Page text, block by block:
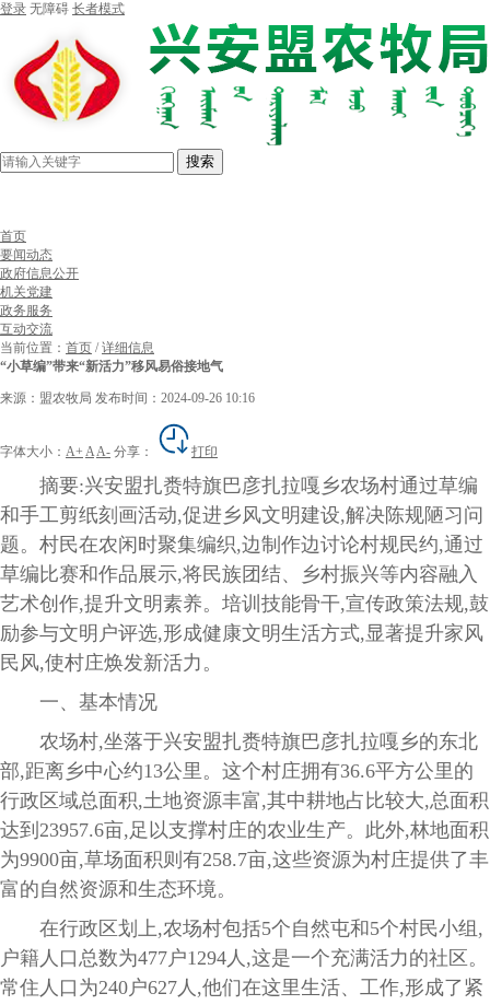
登录 无障碍 长者模式
搜索
首页
要闻动态
政府信息公开
机关党建
政务服务
互动交流
当前位置： 首页 /详细信息
“小草编”带来“新活力”移风易俗接地气
来源：盟农牧局 发布时间：2024-09-26 10:16
字体大小： A+ AA- 分享： 打印
摘要:兴安盟扎赉特旗巴彦扎拉嘎乡农场村通过草编
和手工剪纸刻画活动,促进乡风文明建设,解决陈规陋习问
题。村民在农闲时聚集编织,边制作边讨论村规民约,通过
草编比赛和作品展示,将民族团结、乡村振兴等内容融入
艺术创作,提升文明素养。培训技能骨干,宣传政策法规,鼓
励参与文明户评选,形成健康文明生活方式,显著提升家风
民风,使村庄焕发新活力。
一、基本情况
农场村,坐落于兴安盟扎赉特旗巴彦扎拉嘎乡的东北
部,距离乡中心约13公里。这个村庄拥有36.6平方公里的
行政区域总面积,土地资源丰富,其中耕地占比较大,总面积
达到23957.6亩,足以支撑村庄的农业生产。此外,林地面积
为9900亩,草场面积则有258.7亩,这些资源为村庄提供了丰
富的自然资源和生态环境。
在行政区划上,农场村包括5个自然屯和5个村民小组,
户籍人口总数为477户1294人,这是一个充满活力的社区。
常住人口为240户627人,他们在这里生活、工作,形成了紧